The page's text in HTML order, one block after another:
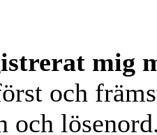
mig
och
och